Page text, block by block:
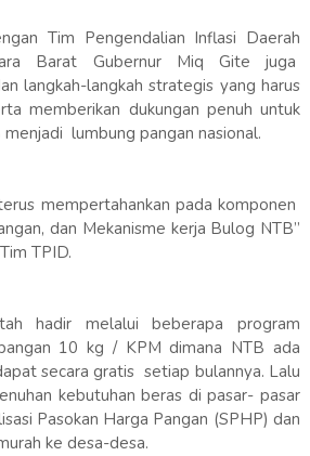
Tim Pengendalian Inflasi Daerah
Barat Gubernur Miq Gite juga
langkah-langkah strategis yang harus
memberikan dukungan penuh untuk
lumbung pangan nasional.
mempertahankan pada komponen
dan Mekanisme kerja Bulog NTB”
TPID.
hadir melalui beberapa program
10 kg / KPM dimana NTB ada
secara gratis setiap bulannya. Lalu
kebutuhan beras di pasar- pasar
Pasokan Harga Pangan (SPHP) dan
ke desa-desa.